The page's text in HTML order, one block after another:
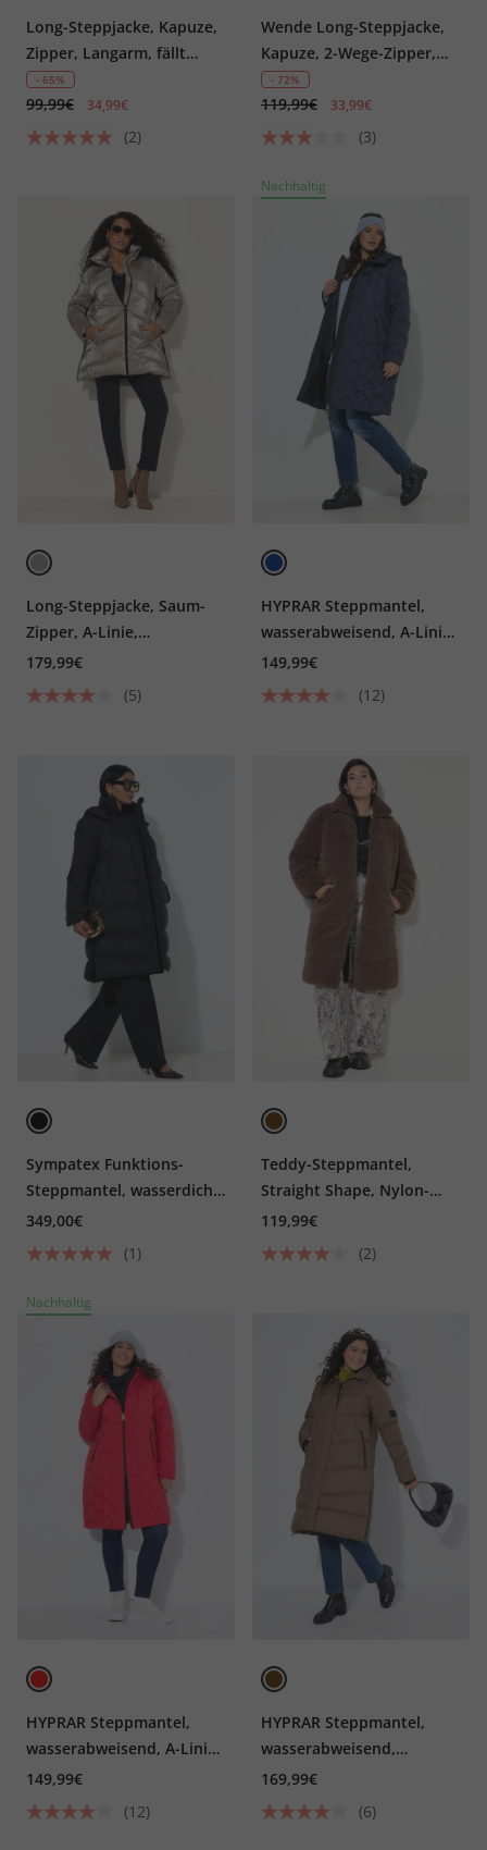
Long-Steppjacke, Kapuze,
Zipper, Langarm, fällt
kleiner aus
- 65%
99,99€ 34,99€
(2)
Wende Long-Steppjacke,
Kapuze, 2-Wege-Zipper,
Daunenoptik-Wattierung,
fällt kleiner aus
- 72%
119,99€ 33,99€
(3)
Long-Steppjacke, Saum-
Zipper, A-Linie,
Stehkragen
179,99€
(5)
Nachhaltig
HYPRAR Steppmantel,
wasserabweisend, A-Linie,
Kapuze
149,99€
(12)
Sympatex Funktions-
Steppmantel, wasserdicht,
Kapuze
349,00€
(1)
Teddy-Steppmantel,
Straight Shape, Nylon-
Schulter
119,99€
(2)
Nachhaltig
HYPRAR Steppmantel,
wasserabweisend, A-Linie,
Kapuze
149,99€
(12)
HYPRAR Steppmantel,
wasserabweisend,
Seitenzipper
169,99€
(6)